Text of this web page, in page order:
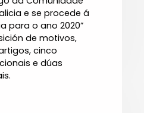
e se procede á
para o ano 2020”
de motivos,
cinco
e dúas